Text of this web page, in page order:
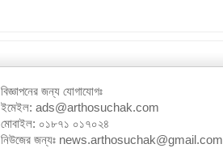
বিজ্ঞাপনের জন্য যোগাযোগঃ
ইমেইল: ads@arthosuchak.com
মোবাইল: ০১৮৭১ ০১৭০২৪
নিউজের জন্যঃ news.arthosuchak@gmail.com